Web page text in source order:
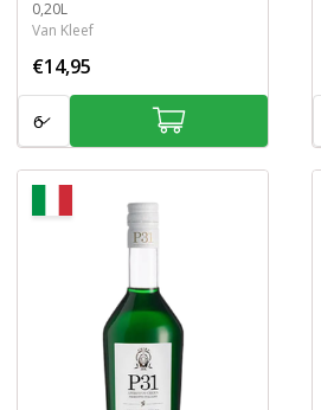
Inhoud
0,20L
Van Kleef
€14,95